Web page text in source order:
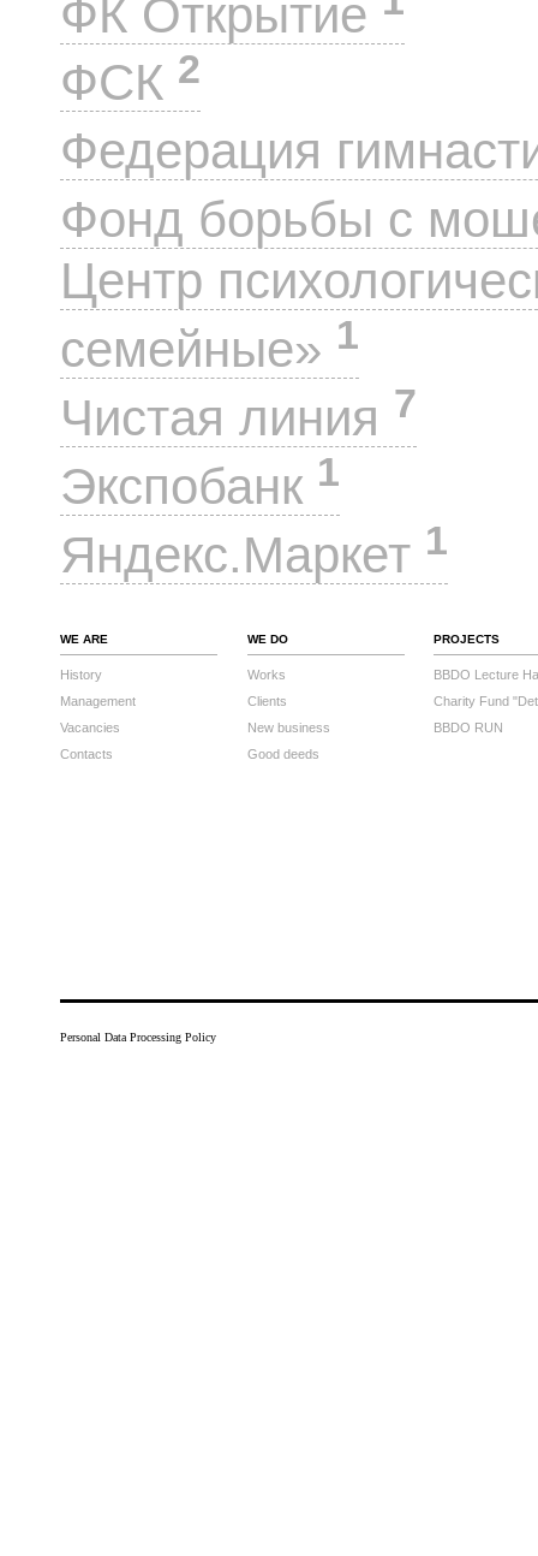
ФК Открытие
ФСК 2
Федерация
Фонд борьбы с
Центр
семейные» 1
Чистая линия 7
Экспобанк 1
Яндекс.Маркет 1
WE ARE
History
Management
Vacancies
Contacts
WE DO
Works
Clients
New business
Good deeds
PROJECTS
BBDO Lecture
Charity Fund
BBDO RUN
Personal Data Processing Policy